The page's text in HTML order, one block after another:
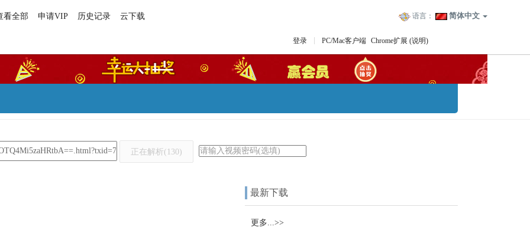
看全部 申请VIP 历史记录 云下载 语言： 简体中文
登录 PC/Mac客户端 Chrome扩展 (说明)
正在解析(129)
最新下载
更多...>>